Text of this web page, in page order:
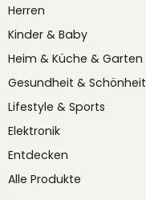
Herren
Kinder & Baby
Heim & Küche & Garten
Gesundheit & Schönheit
Lifestyle & Sports
Elektronik
Entdecken
Alle Produkte